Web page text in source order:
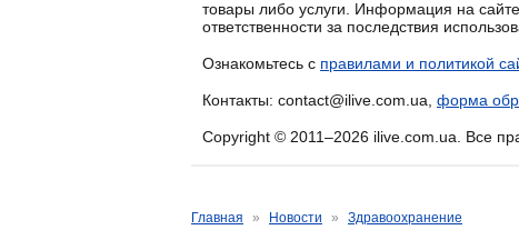
товары либо услуги. Информация на
ответственности за последствия
Ознакомьтесь с правилами и политикой
Контакты: contact@ilive.com.ua, форма
Copyright © 2011–2026 ilive.com.ua. Все
Главная » Новости » Здравоохранение